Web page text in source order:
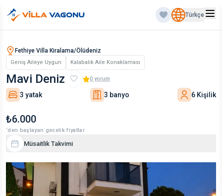
Türkçe
Fethiye Villa Kiralama/Ölüdeniz
Geniş Aileye Uygun Kalabalık Aile Konaklaması
Mavi Deniz 0 yorum
3 yatak 3 banyo 6 Kişilik
₺6.000
‘den başlayan gecelik fiyatlar
Müsaitlik Takvimi